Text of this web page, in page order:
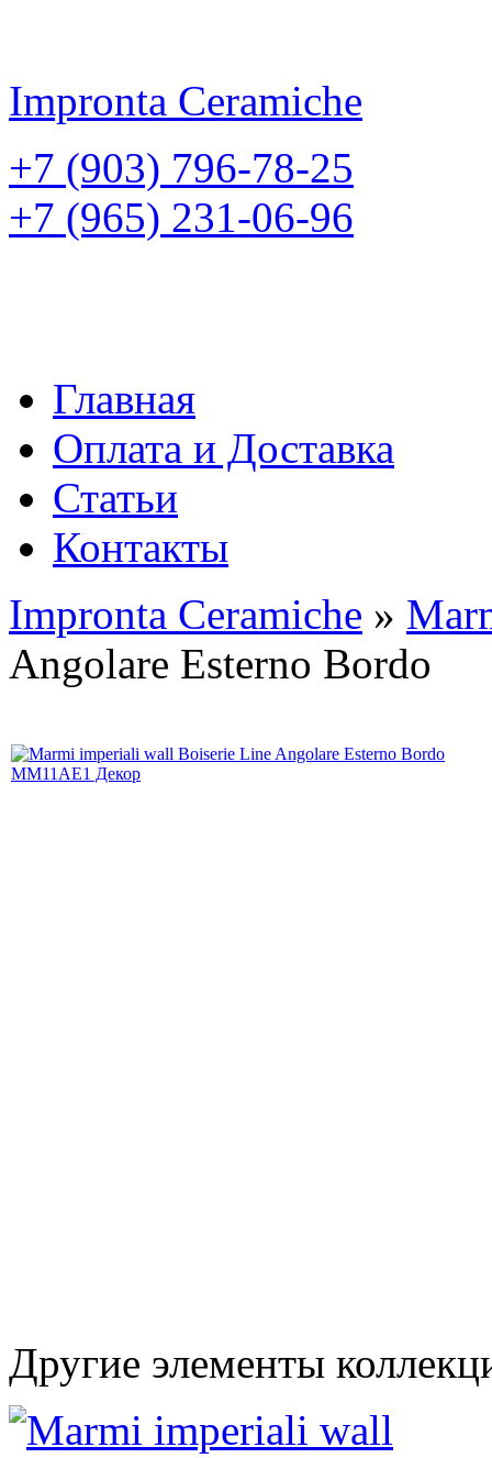
Impronta Ceramiche
+7 (903) 796-78-25
+7 (965) 231-06-96
Главная
Оплата и Доставка
Статьи
Контакты
Impronta Ceramiche »
Angolare Esterno Bordo
Другие элементы